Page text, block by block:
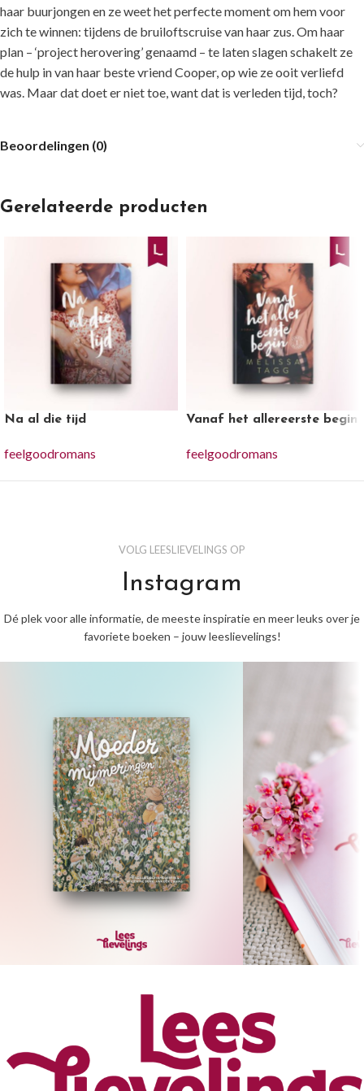
haar buurjongen en ze weet het perfecte moment om hem voor
zich te winnen: tijdens de bruiloftscruise van haar zus. Om haar
plan – ‘project herovering’ genaamd – te laten slagen schakelt ze
de hulp in van haar beste vriend Cooper, op wie ze ooit verliefd
was. Maar dat doet er niet toe, want dat is verleden tijd, toch?
Beoordelingen (0)
Gerelateerde producten
Na al die tijd
feelgoodromans
Vanaf het allereerste begin
feelgoodromans
VOLG LEESLIEVELINGS OP
Instagram
Dé plek voor alle informatie, de meeste inspiratie en meer leuks over je
favoriete boeken – jouw leeslievelings!